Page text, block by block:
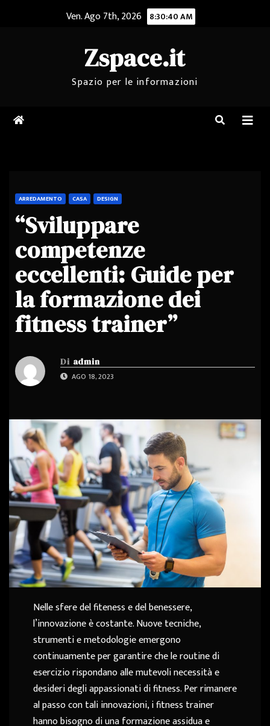
Ven. Ago 7th, 2026 8:30:40 AM
Zspace.it
Spazio per le informazioni
ARREDAMENTO CASA DESIGN
“Sviluppare
competenze
eccellenti: Guide per
la formazione dei
fitness trainer”
Di admin
AGO 18, 2023
Nelle sfere del fiteness e del benessere,
l’innovazione è costante. Nuove tecniche,
strumenti e metodologie emergono
continuamente per garantire che le routine di
esercizio rispondano alle mutevoli necessità e
desideri degli appassionati di fitness. Per rimanere
al passo con tali innovazioni, i fitness trainer
hanno bisogno di una formazione assidua e